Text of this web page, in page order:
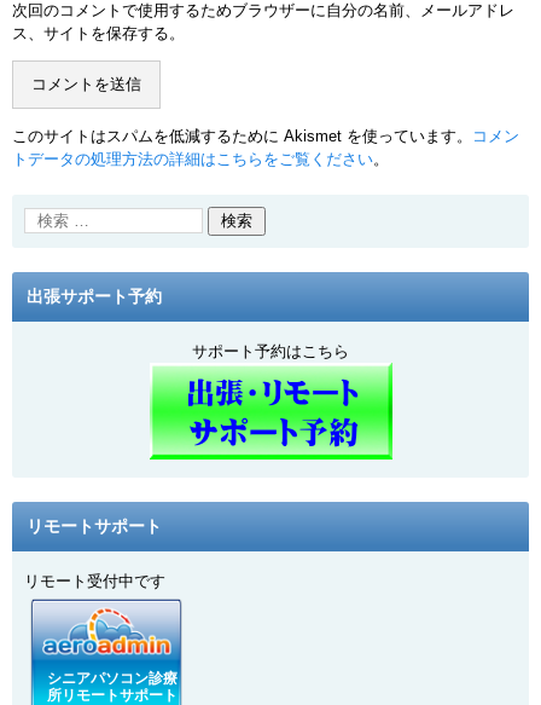
次回のコメントで使用するためブラウザーに自分の名前、メールアドレ
ス、サイトを保存する。
このサイトはスパムを低減するために Akismet を使っています。
コメン
トデータの処理方法の詳細はこちらをご覧ください。
出張サポート予約
サポート予約はこちら
リモートサポート
リモート受付中です
シニアパソコン診療
所リモートサポート